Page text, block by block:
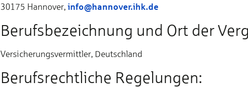
30175 Hannover, info@hannover.ihk.de
Berufsbezeichnung und Ort der
Versicherungsvermittler, Deutschland
Berufsrechtliche Regelungen: